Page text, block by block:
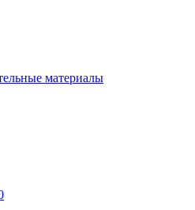
материалы